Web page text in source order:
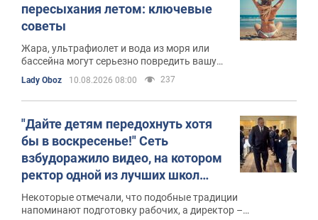
пересыхания летом: ключевые
советы
Жара, ультрафиолет и вода из моря или
бассейна могут серьезно повредить вашу
Lady Oboz 10.08.2026 08:00 237
"Дайте детям передохнуть хотя
бы в воскресенье!" Сеть
взбудоражило видео, на котором
ректор одной из лучших школ
Индии проверяет общежитие
Некоторые отмечали, что подобные традиции
напоминают подготовку рабочих, а директор –